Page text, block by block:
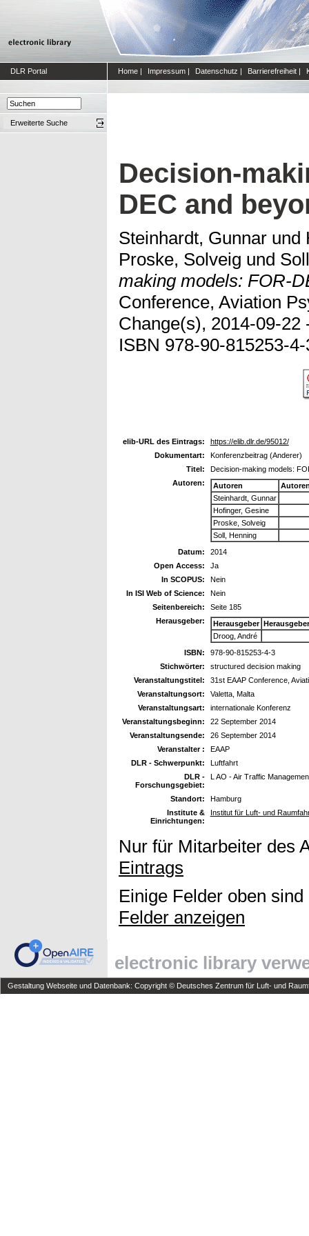
DLR Portal Home | Impressum | Datenschutz | Barrierefreiheit |
Erweiterte Suche
Decision-
DEC and
Steinhardt, Gunnar und
Proske, Solveig und
making models: FOR-
Conference, Aviation
Change(s), 2014-09-22
ISBN 978-90-815253-
elib-URL des Eintrags:
https://elib.dlr.de/95012/
Dokumentart:
Konferenzbeitrag (Anderer)
Titel:
Decision-making models:
Autoren:
Autoren
Steinhardt, Gunnar
Hofinger, Gesine
Proske, Solveig
Soll, Henning
Datum:
2014
Open Access:
Ja
In SCOPUS:
Nein
In ISI Web of Science:
Nein
Seitenbereich:
Seite 185
Herausgeber:
Herausgeber
Droog, André
ISBN:
978-90-815253-4-3
Stichwörter:
structured decision making
Veranstaltungstitel:
31st EAAP Conference,
Veranstaltungsort:
Valetta, Malta
Veranstaltungsart:
internationale Konferenz
Veranstaltungsbeginn:
22 September 2014
Veranstaltungsende:
26 September 2014
Veranstalter :
EAAP
DLR - Schwerpunkt:
Luftfahrt
DLR -
Forschungsgebiet:
L AO - Air Traffic
Standort:
Hamburg
Institute &
Einrichtungen:
Institut für Luft- und
Nur für Mitarbeiter des
Eintrags
Einige Felder oben
Felder anzeigen
electronic library
Gestaltung Webseite und Datenbank: Copyright © Deutsches Zentrum für Luft- und